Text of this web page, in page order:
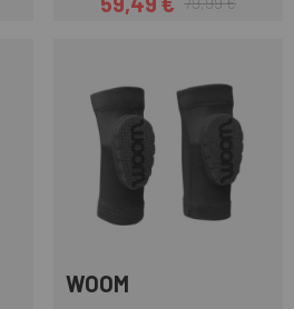
Prezzo
Prezzo base
WOOM